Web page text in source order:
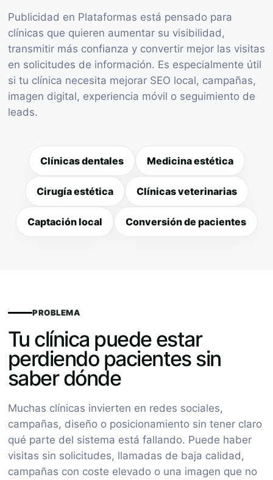
Publicidad en Plataformas está pensado para
clínicas que quieren aumentar su visibilidad,
transmitir más confianza y convertir mejor las visitas
en solicitudes de información. Es especialmente útil
si tu clínica necesita mejorar SEO local, campañas,
imagen digital, experiencia móvil o seguimiento de
leads.
Clínicas dentales Medicina estética
Cirugía estética Clínicas veterinarias
Captación local Conversión de pacientes
PROBLEMA
Tu clínica puede estar
perdiendo pacientes sin
saber dónde
Muchas clínicas invierten en redes sociales,
campañas, diseño o posicionamiento sin tener claro
qué parte del sistema está fallando. Puede haber
visitas sin solicitudes, llamadas de baja calidad,
campañas con coste elevado o una imagen que no